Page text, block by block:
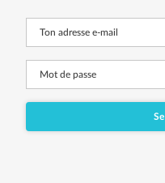
Ton adresse e-mail
Mot de passe